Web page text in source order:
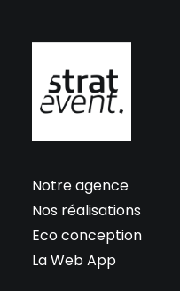
Notre agence
Nos réalisations
Eco conception
La Web App